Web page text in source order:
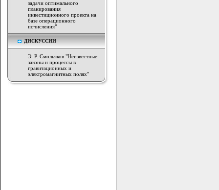
задачи оптимального
планирования
инвестиционного проекта на
базе операционного
исчисления"
ДИСКУССИИ
Э. Р. Смольяков "Неизвестные
законы и процессы в
гравитационных и
электромагнитных полях"